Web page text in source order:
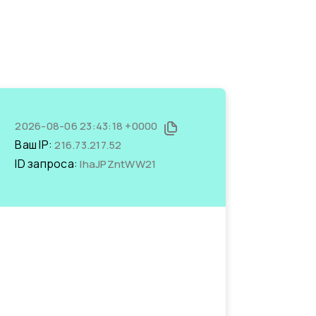
2026-08-06 23:43:18 +0000
Ваш IP:216.73.217.52
ID запроса:IhaJPZntWW21